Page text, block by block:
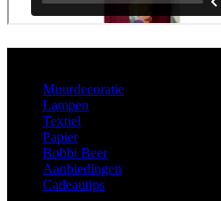
Muurdecoratie
Lampen
Textiel
Papier
Bobbi Beer
Aanbiedingen
Cadeautips